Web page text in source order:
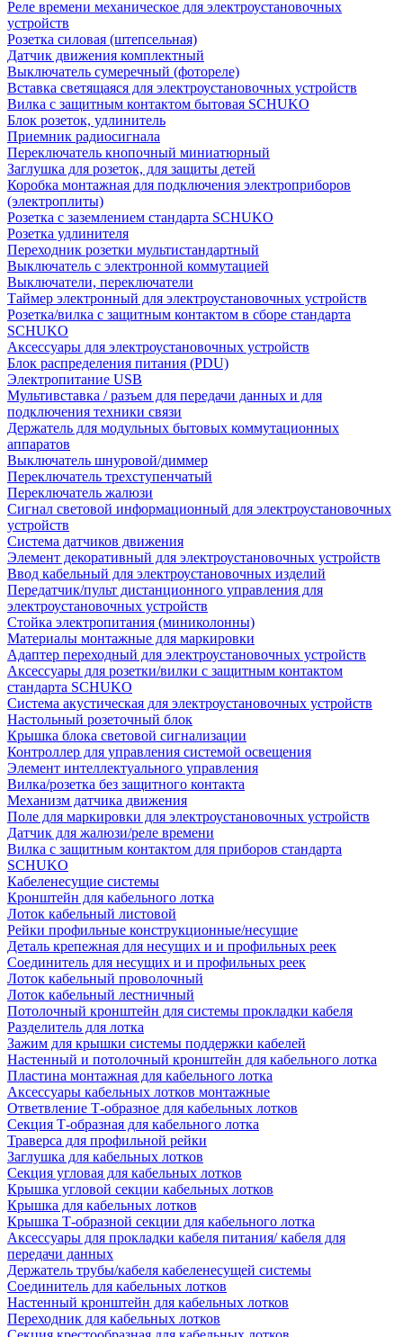
Реле времени механическое для электроустановочных
устройств
Розетка силовая (штепсельная)
Датчик движения комплектный
Выключатель сумеречный (фотореле)
Вставка светящаяся для электроустановочных устройств
Вилка с защитным контактом бытовая SCHUKO
Блок розеток, удлинитель
Приемник радиосигнала
Переключатель кнопочный миниатюрный
Заглушка для розеток, для защиты детей
Коробка монтажная для подключения электроприборов
(электроплиты)
Розетка с заземлением стандарта SCHUKO
Розетка удлинителя
Переходник розетки мультистандартный
Выключатель с электронной коммутацией
Выключатели, переключатели
Таймер электронный для электроустановочных устройств
Розетка/вилка с защитным контактом в сборе стандарта
SCHUKO
Аксессуары для электроустановочных устройств
Блок распределения питания (PDU)
Электропитание USB
Мультивставка / разъем для передачи данных и для
подключения техники связи
Держатель для модульных бытовых коммутационных
аппаратов
Выключатель шнуровой/диммер
Переключатель трехступенчатый
Переключатель жалюзи
Сигнал световой информационный для электроустановочных
устройств
Система датчиков движения
Элемент декоративный для электроустановочных устройств
Ввод кабельный для электроустановочных изделий
Передатчик/пульт дистанционного управления для
электроустановочных устройств
Стойка электропитания (миниколонны)
Материалы монтажные для маркировки
Адаптер переходный для электроустановочных устройств
Аксессуары для розетки/вилки с защитным контактом
стандарта SCHUKO
Система акустическая для электроустановочных устройств
Настольный розеточный блок
Крышка блока световой сигнализации
Контроллер для управления системой освещения
Элемент интеллектуального управления
Вилка/розетка без защитного контакта
Механизм датчика движения
Поле для маркировки для электроустановочных устройств
Датчик для жалюзи/реле времени
Вилка с защитным контактом для приборов стандарта
SCHUKO
Кабеленесущие системы
Кронштейн для кабельного лотка
Лоток кабельный листовой
Рейки профильные конструкционные/несущие
Деталь крепежная для несущих и и профильных реек
Соединитель для несущих и и профильных реек
Лоток кабельный проволочный
Лоток кабельный лестничный
Потолочный кронштейн для системы прокладки кабеля
Разделитель для лотка
Зажим для крышки системы поддержки кабелей
Настенный и потолочный кронштейн для кабельного лотка
Пластина монтажная для кабельного лотка
Аксессуары кабельных лотков монтажные
Ответвление Т-образное для кабельных лотков
Секция Т-образная для кабельного лотка
Траверса для профильной рейки
Заглушка для кабельных лотков
Секция угловая для кабельных лотков
Крышка угловой секции кабельных лотков
Крышка для кабельных лотков
Крышка Т-образной секции для кабельного лотка
Аксессуары для прокладки кабеля питания/ кабеля для
передачи данных
Держатель трубы/кабеля кабеленесущей системы
Соединитель для кабельных лотков
Настенный кронштейн для кабельных лотков
Переходник для кабельных лотков